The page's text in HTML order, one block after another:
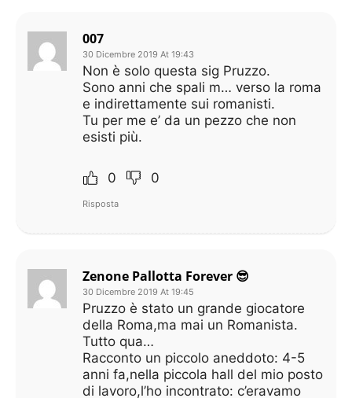
007
30 Dicembre 2019 At 19:43
Non è solo questa sig Pruzzo.
Sono anni che spali m… verso la roma
e indirettamente sui romanisti.
Tu per me e’ da un pezzo che non
esisti più.
0 0
Risposta
Zenone Pallotta Forever 😎
30 Dicembre 2019 At 19:45
Pruzzo è stato un grande giocatore
della Roma,ma mai un Romanista.
Tutto qua…
Racconto un piccolo aneddoto: 4-5
anni fa,nella piccola hall del mio posto
di lavoro,l’ho incontrato: c’eravamo